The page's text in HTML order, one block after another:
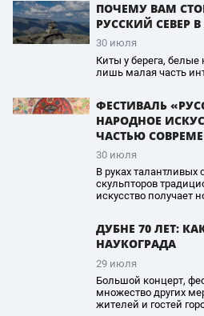
ПОЧЕМУ ВАМ
РУССКИЙ СЕВЕР В
30 июля
Киты у берега,
лишь малая часть
ФЕСТИВАЛЬ
НАРОДНОЕ
ЧАСТЬЮ
30 июля
В руках
скульпторов
искусство получает
ДУБНЕ 70 ЛЕТ:
НАУКОГРАДА
29 июля
Большой концерт,
множество других
жителей и гостей